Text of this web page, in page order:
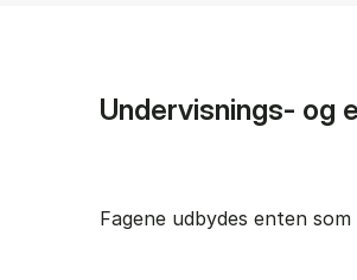
Undervisnings- og
Fagene udbydes enten